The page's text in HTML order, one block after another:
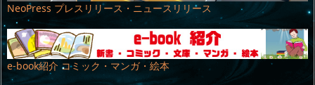
NeoPress プレスリリース・ニュースリリース
e-book紹介 コミック・マンガ・絵本